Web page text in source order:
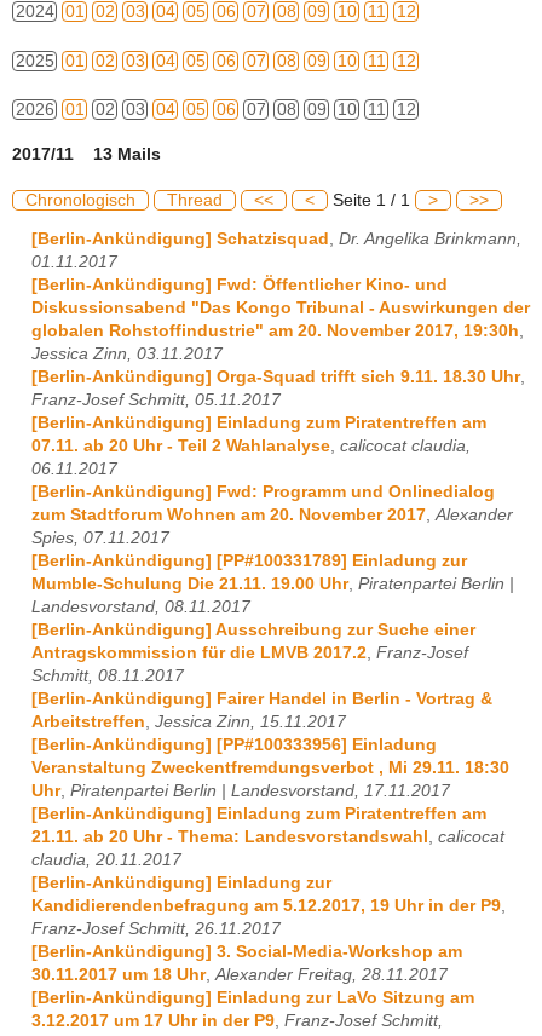
2024 01 02 03 04 05 06 07 08 09 10 11 12
2025 01 02 03 04 05 06 07 08 09 10 11 12
2026 01 02 03 04 05 06 07 08 09 10 11 12
2017/11 13 Mails
Chronologisch Thread << < Seite 1 / 1 > >>
[Berlin-Ankündigung] Schatzisquad , Dr. Angelika Brinkmann,
01.11.2017
[Berlin-Ankündigung] Fwd: Öffentlicher Kino- und
Diskussionsabend "Das Kongo Tribunal - Auswirkungen der
globalen Rohstoffindustrie" am 20. November 2017, 19:30h,
Jessica Zinn, 03.11.2017
[Berlin-Ankündigung] Orga-Squad trifft sich 9.11. 18.30 Uhr,
Franz-Josef Schmitt, 05.11.2017
[Berlin-Ankündigung] Einladung zum Piratentreffen am
07.11. ab 20 Uhr - Teil 2 Wahlanalyse, calicocat claudia,
06.11.2017
[Berlin-Ankündigung] Fwd: Programm und Onlinedialog
zum Stadtforum Wohnen am 20. November 2017,Alexander
Spies, 07.11.2017
[Berlin-Ankündigung] [PP#100331789] Einladung zur
Mumble-Schulung Die 21.11. 19.00 Uhr, Piratenpartei Berlin |
Landesvorstand, 08.11.2017
[Berlin-Ankündigung] Ausschreibung zur Suche einer
Antragskommission für die LMVB 2017.2, Franz-Josef
Schmitt, 08.11.2017
[Berlin-Ankündigung] Fairer Handel in Berlin - Vortrag &
Arbeitstreffen, Jessica Zinn, 15.11.2017
[Berlin-Ankündigung] [PP#100333956] Einladung
Veranstaltung Zweckentfremdungsverbot , Mi 29.11. 18:30
Uhr, Piratenpartei Berlin | Landesvorstand, 17.11.2017
[Berlin-Ankündigung] Einladung zum Piratentreffen am
21.11. ab 20 Uhr - Thema: Landesvorstandswahl , calicocat
claudia, 20.11.2017
[Berlin-Ankündigung] Einladung zur
Kandidierendenbefragung am 5.12.2017, 19 Uhr in der P9,
Franz-Josef Schmitt, 26.11.2017
[Berlin-Ankündigung] 3. Social-Media-Workshop am
30.11.2017 um 18 Uhr,Alexander Freitag, 28.11.2017
[Berlin-Ankündigung] Einladung zur LaVo Sitzung am
3.12.2017 um 17 Uhr in der P9, Franz-Josef Schmitt,